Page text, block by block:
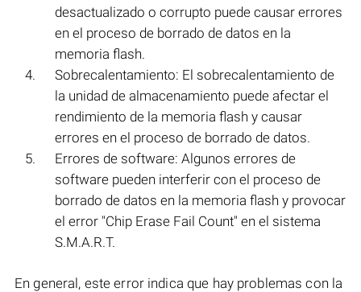
desactualizado o corrupto puede causar errores
en el proceso de borrado de datos en la
memoria flash.
Sobrecalentamiento: El sobrecalentamiento de
la unidad de almacenamiento puede afectar el
rendimiento de la memoria flash y causar
errores en el proceso de borrado de datos.
Errores de software: Algunos errores de
software pueden interferir con el proceso de
borrado de datos en la memoria flash y provocar
el error "Chip Erase Fail Count" en el sistema
S.M.A.R.T.
En general, este error indica que hay problemas con la